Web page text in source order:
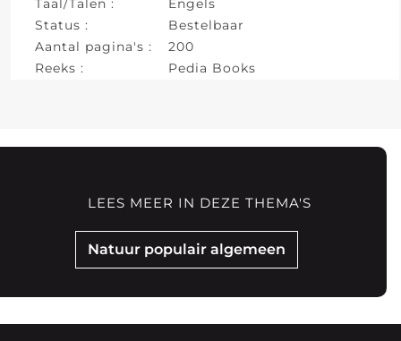
Taal/Talen :
Engels
Status :
Bestelbaar
Aantal pagina's :
200
Reeks :
Pedia Books
Natuur populair algemeen
LEES MEER IN DEZE THEMA'S